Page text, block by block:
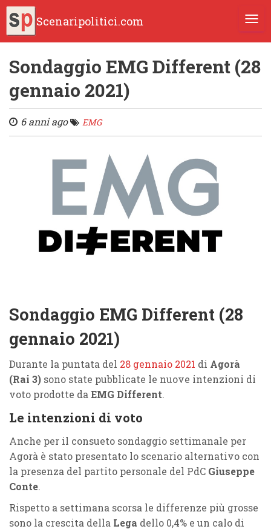
Scenaripolitici.com
Sondaggio EMG Different (28
gennaio 2021)
6 anni ago EMG
Sondaggio EMG Different (28
gennaio 2021)
Durante la puntata del 28 gennaio 2021 di Agorà
(Rai 3) sono state pubblicate le nuove intenzioni di
voto prodotte da EMG Different.
Le intenzioni di voto
Anche per il consueto sondaggio settimanale per
Agorà è stato presentato lo scenario alternativo con
la presenza del partito personale del PdC Giuseppe
Conte.
Rispetto a settimana scorsa le differenze più grosse
sono la crescita della Lega dello 0,4% e un calo di